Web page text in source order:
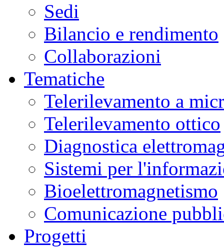
Sedi
Bilancio e rendimento
Collaborazioni
Tematiche
Telerilevamento a
Telerilevamento ottico
Diagnostica
Sistemi per
Bioelettromagnetismo
Comunicazione
Progetti